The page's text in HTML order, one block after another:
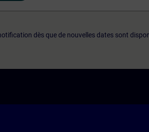
dès que de nouvelles dates sont